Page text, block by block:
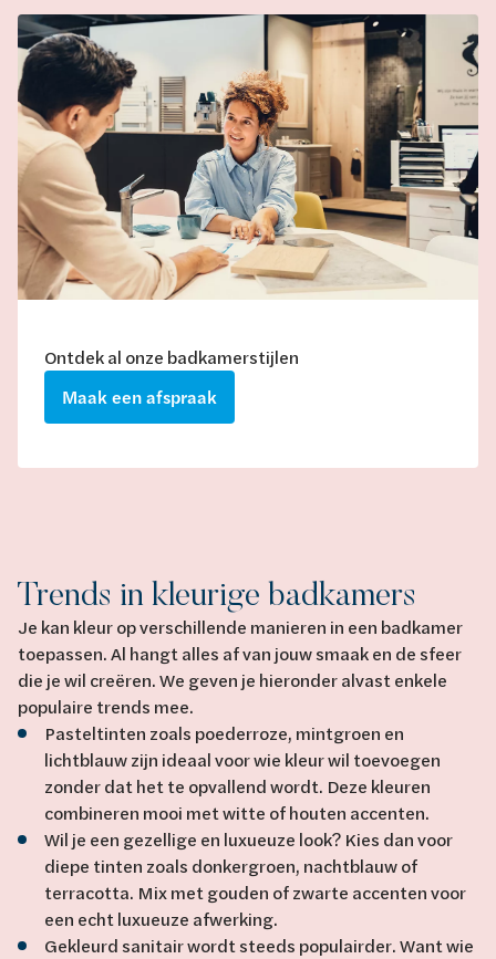
Ontdek al onze badkamerstijlen
Maak een afspraak
Trends in kleurige badkamers
Je kan kleur op verschillende manieren in een badkamer
toepassen. Al hangt alles af van jouw smaak en de sfeer
die je wil creëren. We geven je hieronder alvast enkele
populaire trends mee.
Pasteltinten zoals poederroze, mintgroen en
lichtblauw zijn ideaal voor wie kleur wil toevoegen
zonder dat het te opvallend wordt. Deze kleuren
combineren mooi met witte of houten accenten.
Wil je een gezellige en luxueuze look? Kies dan voor
diepe tinten zoals donkergroen, nachtblauw of
terracotta. Mix met gouden of zwarte accenten voor
een echt luxueuze afwerking.
Gekleurd sanitair wordt steeds populairder. Want wie